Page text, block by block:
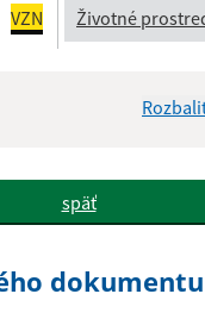
VZN Životné
späť
dokumentu